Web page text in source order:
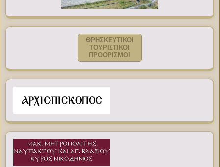
ΘΡΗΣΚΕΥΤΙΚΟΙ
ΤΟΥΡΙΣΤΙΚΟΙ
ΠΡΟΟΡΙΣΜΟΙ